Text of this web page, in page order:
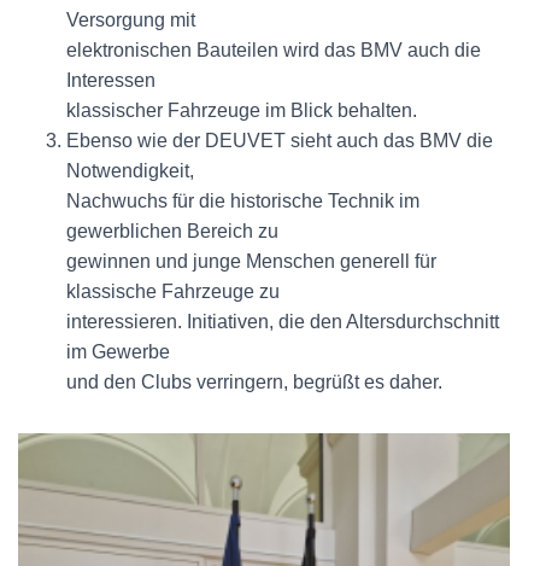
Versorgung mit
elektronischen Bauteilen wird das BMV auch die
Interessen
klassischer Fahrzeuge im Blick behalten.
Ebenso wie der DEUVET sieht auch das BMV die
Notwendigkeit,
Nachwuchs für die historische Technik im
gewerblichen Bereich zu
gewinnen und junge Menschen generell für
klassische Fahrzeuge zu
interessieren. Initiativen, die den Altersdurchschnitt
im Gewerbe
und den Clubs verringern, begrüßt es daher.